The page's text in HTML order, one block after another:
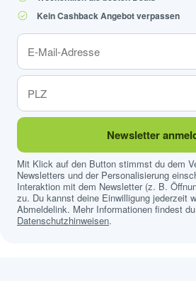
Kein Cashback Angebot verpassen
Newsletter
Mit Klick auf den Button stimmst du dem
Newsletters und der Personalisierung
Interaktion mit dem Newsletter (z. B.
zu. Du kannst deine Einwilligung jederzeit
Abmeldelink. Mehr Informationen findest
Datenschutzhinweisen.